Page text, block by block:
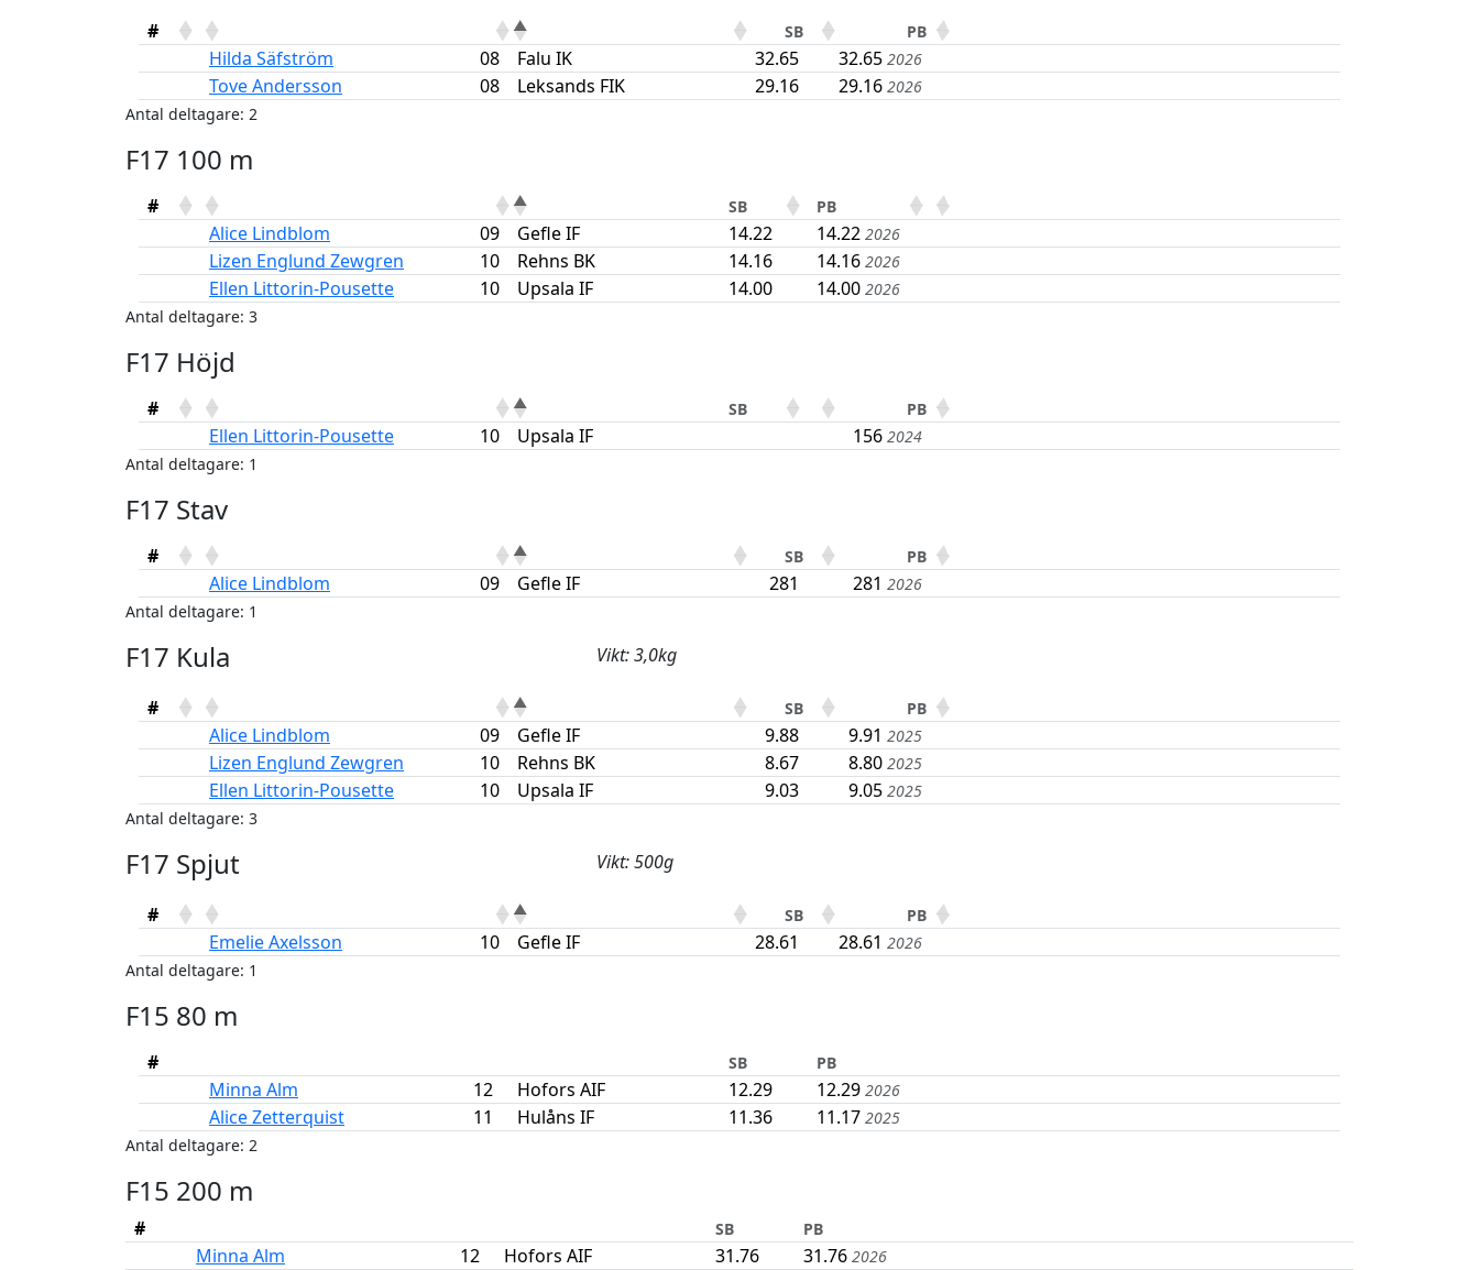
# SB PB
Hilda Säfström 08 Falu IK 32.65 32.65 2026
Tove Andersson 08 Leksands FIK 29.16 29.16 2026
Antal deltagare: 2
F17 100 m
# SB PB
Alice Lindblom 09 Gefle IF 14.22 14.22 2026
Lizen Englund Zewgren 10 Rehns BK 14.16 14.16 2026
Ellen Littorin-Pousette 10 Upsala IF 14.00 14.00 2026
Antal deltagare: 3
F17 Höjd
# SB PB
Ellen Littorin-Pousette 10 Upsala IF 156 2024
Antal deltagare: 1
F17 Stav
# SB PB
Alice Lindblom 09 Gefle IF 281 281 2026
Antal deltagare: 1
F17 Kula Vikt: 3,0kg
# SB PB
Alice Lindblom 09 Gefle IF 9.88 9.91 2025
Lizen Englund Zewgren 10 Rehns BK 8.67 8.80 2025
Ellen Littorin-Pousette 10 Upsala IF 9.03 9.05 2025
Antal deltagare: 3
F17 Spjut Vikt: 500g
# SB PB
Emelie Axelsson 10 Gefle IF 28.61 28.61 2026
Antal deltagare: 1
F15 80 m
# SB PB
Minna Alm 12 Hofors AIF 12.29 12.29 2026
Alice Zetterquist 11 Hulåns IF 11.36 11.17 2025
Antal deltagare: 2
F15 200 m
# SB PB
Minna Alm 12 Hofors AIF 31.76 31.76 2026